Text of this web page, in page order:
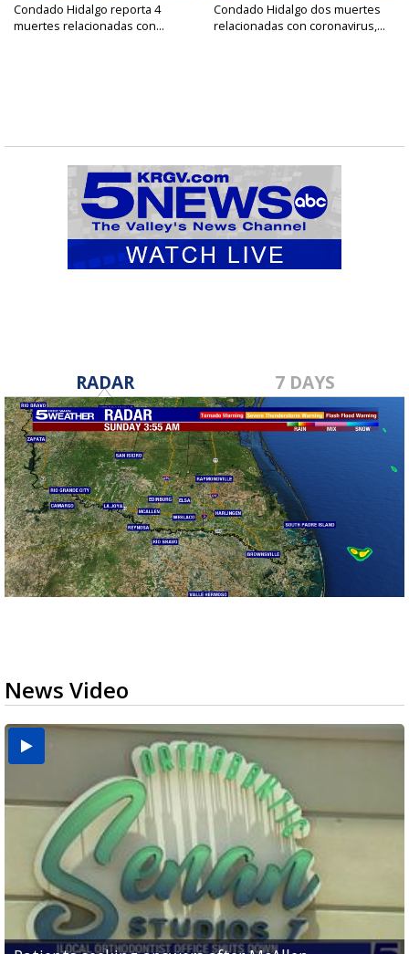
Condado Hidalgo reporta 4
muertes relacionadas con...
Condado Hidalgo dos muertes
relacionadas con coronavirus,...
RADAR 7 DAYS
News Video
USDA inspector withdrawal halts Michoacán